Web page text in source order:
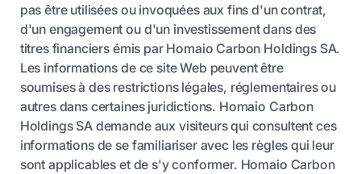
pas être utilisées ou invoquées aux fins d'un contrat,
d'un engagement ou d'un investissement dans des
titres financiers émis par Homaio Carbon Holdings SA.
Les informations de ce site Web peuvent être
soumises à des restrictions légales, réglementaires ou
autres dans certaines juridictions. Homaio Carbon
Holdings SA demande aux visiteurs qui consultent ces
informations de se familiariser avec les règles qui leur
sont applicables et de s'y conformer. Homaio Carbon